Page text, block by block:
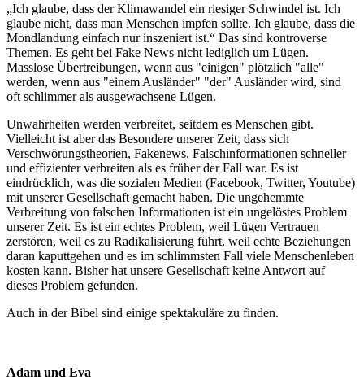
„Ich glaube, dass der Klimawandel ein riesiger Schwindel ist. Ich
glaube nicht, dass man Menschen impfen sollte. Ich glaube, dass die
Mondlandung einfach nur inszeniert ist.“ Das sind kontroverse
Themen. Es geht bei Fake News nicht lediglich um Lügen.
Masslose Übertreibungen, wenn aus "einigen" plötzlich "alle"
werden, wenn aus "einem Ausländer" "der" Ausländer wird, sind
oft schlimmer als ausgewachsene Lügen.
Unwahrheiten werden verbreitet, seitdem es Menschen gibt.
Vielleicht ist aber das Besondere unserer Zeit, dass sich
Verschwörungstheorien, Fakenews, Falschinformationen schneller
und effizienter verbreiten als es früher der Fall war. Es ist
eindrücklich, was die sozialen Medien (Facebook, Twitter, Youtube)
mit unserer Gesellschaft gemacht haben. Die ungehemmte
Verbreitung von falschen Informationen ist ein ungelöstes Problem
unserer Zeit. Es ist ein echtes Problem, weil Lügen Vertrauen
zerstören, weil es zu Radikalisierung führt, weil echte Beziehungen
daran kaputtgehen und es im schlimmsten Fall viele Menschenleben
kosten kann. Bisher hat unsere Gesellschaft keine Antwort auf
dieses Problem gefunden.
Auch in der Bibel sind einige spektakuläre zu finden.
Adam und Eva